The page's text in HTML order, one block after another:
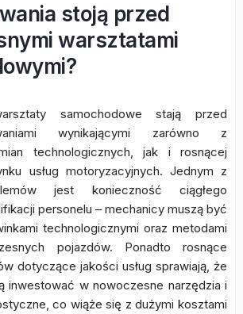
stoją przed
warsztatami
samochodowe stają przed
wynikającymi zarówno z
technologicznych, jak i rosnącej
usług motoryzacyjnych. Jednym z
jest konieczność ciągłego
personelu – mechanicy muszą być
technologicznymi oraz metodami
pojazdów. Ponadto rosnące
dotyczące jakości usług sprawiają, że
inwestować w nowoczesne narzędzia i
co wiąże się z dużymi kosztami